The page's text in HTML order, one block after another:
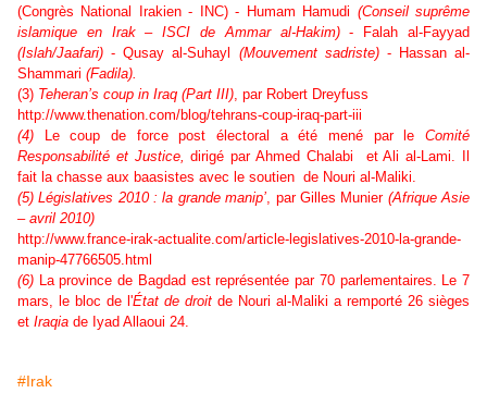
(Congrès National Irakien - INC) - Humam Hamudi (Conseil suprême
islamique en Irak – ISCI de Ammar al-Hakim)- Falah al-Fayyad
(Islah/Jaafari) - Qusay al-Suhayl (Mouvement sadriste)- Hassan al-
Shammari (Fadila).
(3) Teheran’s coup in Iraq (Part III), par Robert Dreyfuss
http://www.thenation.com/blog/tehrans-coup-iraq-part-iii
(4)
Le coup de force post électoral a été mené par leComité
Responsabilité et Justice, dirigé par Ahmed Chalabi
et Ali al-Lami. Il
fait la chasse aux baasistes avec le soutien de Nouri al-Maliki.
(5) Législatives 2010 : la grande manip’, par Gilles Munier (Afrique Asie
– avril 2010)
http://www.france-irak-actualite.com/article-legislatives-2010-la-grande-
manip-47766505.html
(6) La province de Bagdad est représentée par 70 parlementaires. Le 7
mars, le bloc de l'État de droit de Nouri al-Maliki a remporté 26 sièges
et Iraqia de Iyad Allaoui 24.
#Irak